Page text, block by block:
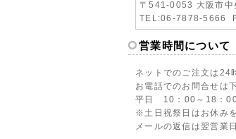
〒541-0053 大阪市中
TEL:06-7878-5666
営業時間について
ネットでのご注文は24
お電話でのお問合せは
平日 10：00～18：
※土日祝祭日はお休み
メールの返信は翌営業